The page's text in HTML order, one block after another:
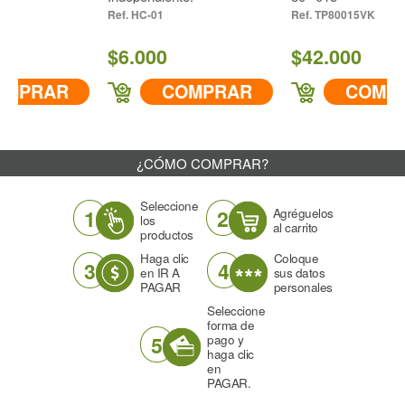
110°
Descarga cc/min a 43 PSI
IR A COMPRAR
HC-01
$6.000
COMPRAR
TP80015VK
$42.000
COMPRAR
¿CÓMO COMPRAR?
1
Seleccione
los
productos
2
Agréguelos
al carrito
3
Haga clic
en IR A
PAGAR
4
Coloque
sus datos
personales
5
Seleccione
forma de
pago y
haga clic
en
PAGAR.